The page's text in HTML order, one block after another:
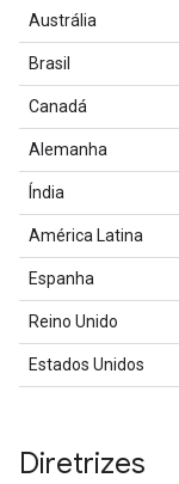
Austrália
Brasil
Canadá
Alemanha
Índia
América Latina
Espanha
Reino Unido
Estados Unidos
Diretrizes